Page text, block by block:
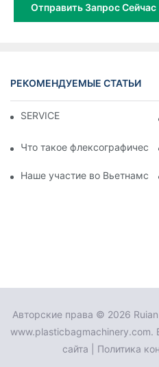
Отправить Запрос Сейчас
РЕКОМЕНДУЕМЫЕ СТАТЬИ
SERVICE
Что такое
Наше участие во
Авторские права © 2026
www.plasticbagmachinery.com.
сайта
Политика